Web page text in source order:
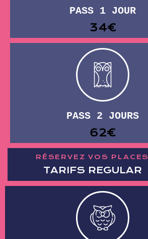
PASS 1 JOUR
34€
PASS 2 JOURS
62€
RÉSERVEZ VOS PLACES
TARIFS REGULAR